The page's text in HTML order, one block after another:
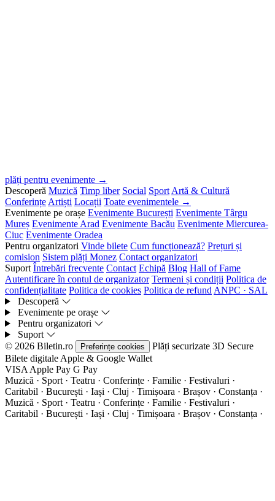
plăți pentru evenimente →
Descoperă Muzică Timp liber Social Sport Artă & Cultură
Conferințe Artiști Locații Toate evenimentele →
Evenimente pe orașe Evenimente București Evenimente Târgu
Mureș Evenimente Arad Evenimente Bacău Evenimente Miercurea-
Ciuc Evenimente Oradea
Pentru organizatori Vinde bilete Cum funcționează? Prețuri și
comision Sistem plăți Monez Contact organizatori
Suport Întrebări frecvente Contact Echipă Blog Hall of Fame
Autentificare în contul de organizator Termeni și condiții Politica de
confidențialitate Politica de cookies Politica de refund ANPC · SAL
Descoperă
Evenimente pe orașe
Pentru organizatori
Suport
© 2026 Biletin.ro
Preferințe cookies Plăți securizate 3D Secure
Bilete digitale Apple & Google Wallet
VISA Apple Pay G Pay
Muzică · Sport · Teatru · Conferințe · Familie · Festivaluri ·
Caritabil · București · Iași · Cluj · Timișoara · Brașov · Constanța ·
Muzică · Sport · Teatru · Conferințe · Familie · Festivaluri ·
Caritabil · București · Iași · Cluj · Timișoara · Brașov · Constanța ·